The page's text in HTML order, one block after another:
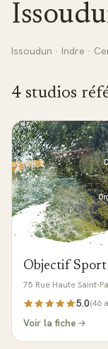
Issoudun · Indre ·
4 studios
Objectif Sport
75 Rue Haute Saint-
5.0(46
Voir la fiche